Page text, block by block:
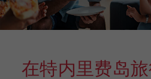
在特内里费岛